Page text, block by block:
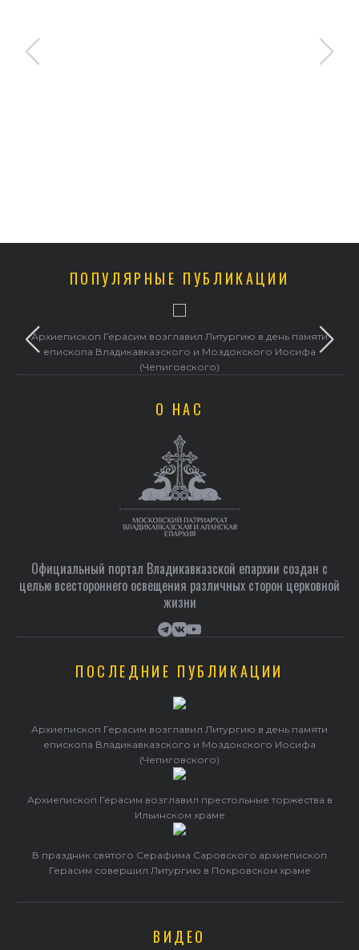
ПОПУЛЯРНЫЕ ПУБЛИКАЦИИ
Архиепископ Герасим возглавил Литургию в день памяти
епископа Владикавказского и Моздокского Иосифа
(Чепиговского)
О НАС
Официальный портал Владикавказской епархии создан c
целью всестороннего освещения различных сторон церковной
жизни
ПОСЛЕДНИЕ ПУБЛИКАЦИИ
Архиепископ Герасим возглавил Литургию в день памяти
епископа Владикавказского и Моздокского Иосифа
(Чепиговского)
Архиепископ Герасим возглавил престольные торжества в
Ильинском храме
В праздник святого Серафима Саровского архиепископ
Герасим совершил Литургию в Покровском храме
ВИДЕО